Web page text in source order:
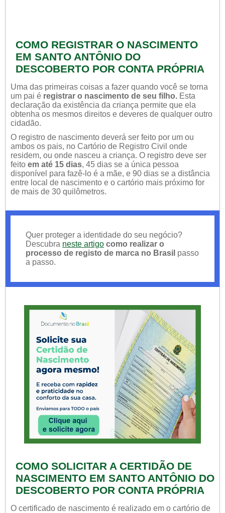
COMO REGISTRAR O NASCIMENTO
EM SANTO ANTÔNIO DO
DESCOBERTO POR CONTA PRÓPRIA
Uma das primeiras coisas a fazer quando você se torna
um pai é registrar o nascimento de seu filho. Esta
declaração da existência da criança permite que ela
obtenha os mesmos direitos e deveres de qualquer outro
cidadão.
O registro de nascimento deverá ser feito por um ou
ambos os pais, no Cartório de Registro Civil onde
residem, ou onde nasceu a criança. O registro deve ser
feito em até 15 dias, 45 dias se a única pessoa
disponível para fazê-lo é a mãe, e 90 dias se a distância
entre local de nascimento e o cartório mais próximo for
de mais de 30 quilômetros.
Quer proteger a identidade do seu negócio?
Descubra neste artigo como realizar o
processo de registo de marca no Brasil passo
a passo.
COMO SOLICITAR A CERTIDÃO DE
NASCIMENTO EM SANTO ANTÔNIO DO
DESCOBERTO POR CONTA PRÓPRIA
O certificado de nascimento é realizado em o cartório de